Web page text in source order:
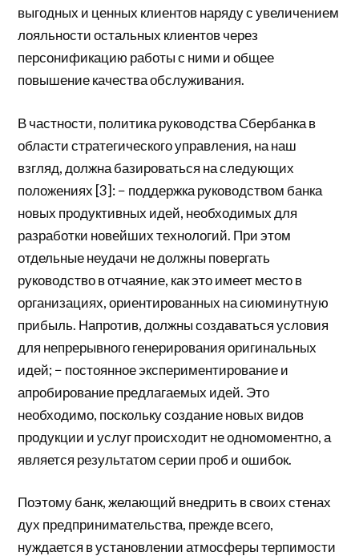
выгодных и ценных клиентов наряду с увеличением
лояльности остальных клиентов через
персонификацию работы с ними и общее
повышение качества обслуживания.
В частности, политика руководства Сбербанка в
области стратегического управления, на наш
взгляд, должна базироваться на следующих
положениях [3]: − поддержка руководством банка
новых продуктивных идей, необходимых для
разработки новейших технологий. При этом
отдельные неудачи не должны повергать
руководство в отчаяние, как это имеет место в
организациях, ориентированных на сиюминутную
прибыль. Напротив, должны создаваться условия
для непрерывного генерирования оригинальных
идей; − постоянное экспериментирование и
апробирование предлагаемых идей. Это
необходимо, поскольку создание новых видов
продукции и услуг происходит не одномоментно, а
является результатом серии проб и ошибок.
Поэтому банк, желающий внедрить в своих стенах
дух предпринимательства, прежде всего,
нуждается в установлении атмосферы терпимости